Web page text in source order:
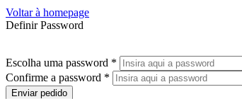
Voltar à homepage
Definir Password
Escolha uma password *
Confirme a password *
Enviar pedido